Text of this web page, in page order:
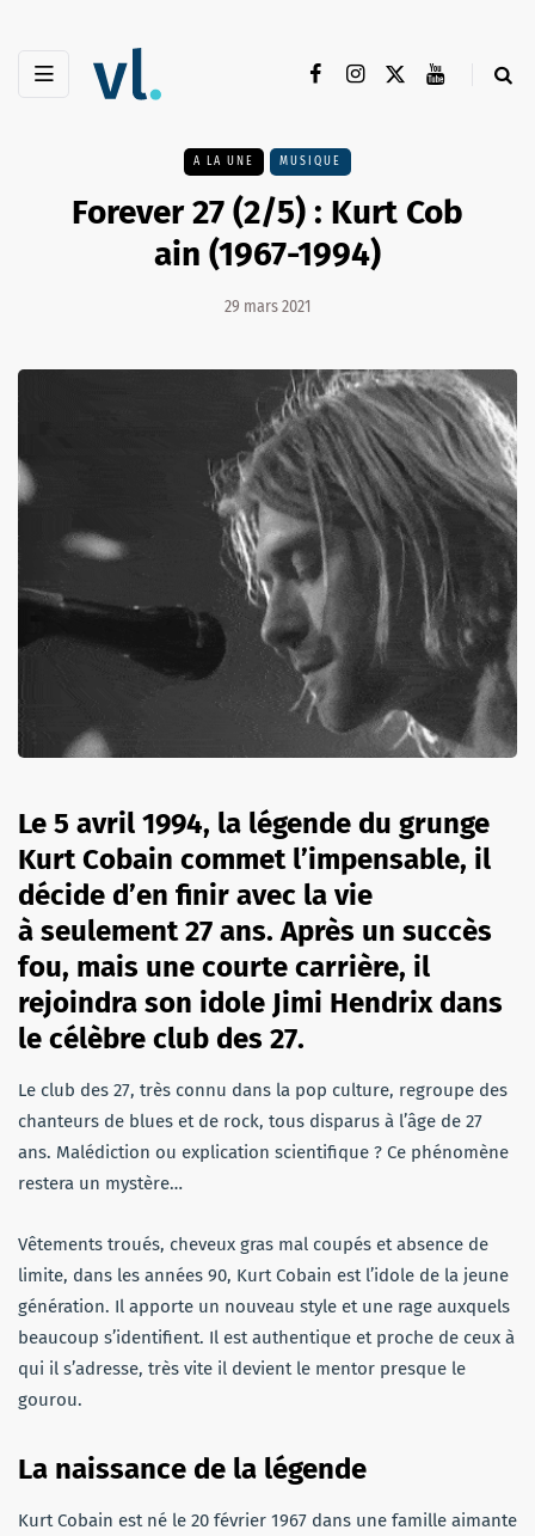
A LA UNE MUSIQUE
Forever 27 (2/5) : Kurt Cob
ain (1967-1994)
29 mars 2021
Le 5 avril 1994, la légende du grunge
Kurt Cobain commet l’impensable, il
décide d’en finir avec la vie
à seulement 27 ans. Après un succès
fou, mais une courte carrière, il
rejoindra son idole Jimi Hendrix dans
le célèbre club des 27.
Le club des 27, très connu dans la pop culture, regroupe des
chanteurs de blues et de rock, tous disparus à l’âge de 27
ans. Malédiction ou explication scientifique ? Ce phénomène
restera un mystère…
Vêtements troués, cheveux gras mal coupés et absence de
limite, dans les années 90, Kurt Cobain est l’idole de la jeune
génération. Il apporte un nouveau style et une rage auxquels
beaucoup s’identifient. Il est authentique et proche de ceux à
qui il s’adresse, très vite il devient le mentor presque le
gourou.
La naissance de la légende
Kurt Cobain est né le 20 février 1967 dans une famille aimante